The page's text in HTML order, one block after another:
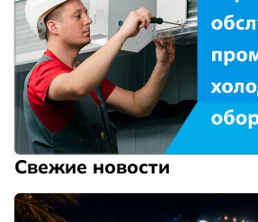
Свежие новости